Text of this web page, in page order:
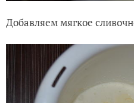
Добавляем мягкое